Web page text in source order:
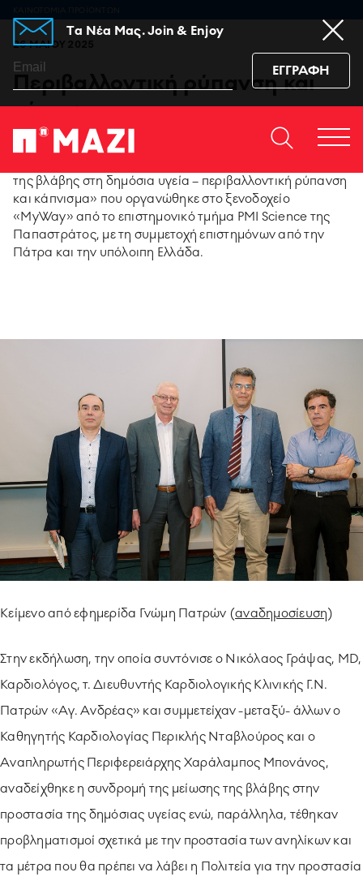
Tα Νέα Μας. Join & Enjoy
ΕΓΓΡΑΦΗ
Home
95 ΧΡΟΝΙΑ ΠΑΠΑΣΤΡΑΤΟΣ
PMI SCIENCE
ΚΑΙΝΟΤΟΜΙΑ ΠΡΟΪΟΝΤΩΝ
ΥΠΟΔΕΙΓΜΑΤΙΚΗ ΛΕΙΤΟΥΡΓΙΑ
ΕΡΓΑZOMΕΝΟΙ & ΣΥΝΕΡΓΑΤΕΣ
ΠΕΡΙΒΑΛΛΟΝ
ΚΟΙΝΩΝΙA
ΕΠΙΚΟΙΝΩΝΙΆ
sub_confirmation=1
26 ΜΑΙΟΥ 2025
Περιβαλλοντική ρύπανση και
κάπνισμα
Η σημασία της μείωσης της βλάβης στη ζωή μας
της βλάβης στη δημόσια υγεία – περιβαλλοντική ρύπανση
και κάπνισμα» που οργανώθηκε στο ξενοδοχείο
«MyWay» από το επιστημονικό τμήμα PMI Science της
Παπαστράτος, με τη συμμετοχή επιστημόνων από την
Πάτρα και την υπόλοιπη Ελλάδα.
Κείμενο από εφημερίδα Γνώμη Πατρών (αναδημοσίευση)
Στην εκδήλωση, την οποία συντόνισε ο Νικόλαος Γράψας, MD,
Καρδιολόγος, τ. Διευθυντής Καρδιολογικής Κλινικής Γ.Ν.
Πατρών «Αγ. Ανδρέας» και συμμετείχαν -μεταξύ- άλλων ο
Καθηγητής Καρδιολογίας Περικλής Νταβλούρος και ο
Αναπληρωτής Περιφερειάρχης Χαράλαμπος Μπονάνος,
αναδείχθηκε η συνδρομή της μείωσης της βλάβης στην
προστασία της δημόσιας υγείας ενώ, παράλληλα, τέθηκαν
προβληματισμοί σχετικά με την προστασία των ανηλίκων και
τα μέτρα που θα πρέπει να λάβει η Πολιτεία για την προστασία